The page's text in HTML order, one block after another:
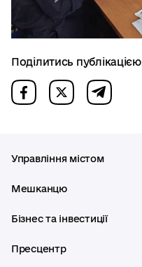
Поділитись публікацією
Управління містом
Мешканцю
Бізнес та інвестиції
Пресцентр